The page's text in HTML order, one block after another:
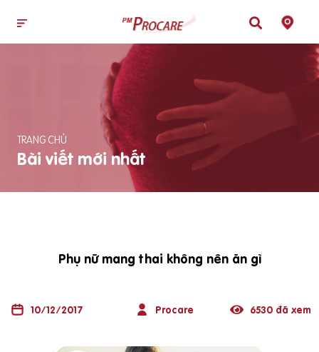
TRANG CHỦ
Bài viết mới nhất
Phụ nữ mang thai không nên ăn gì
10/12/2017 Procare 6530 đã xem